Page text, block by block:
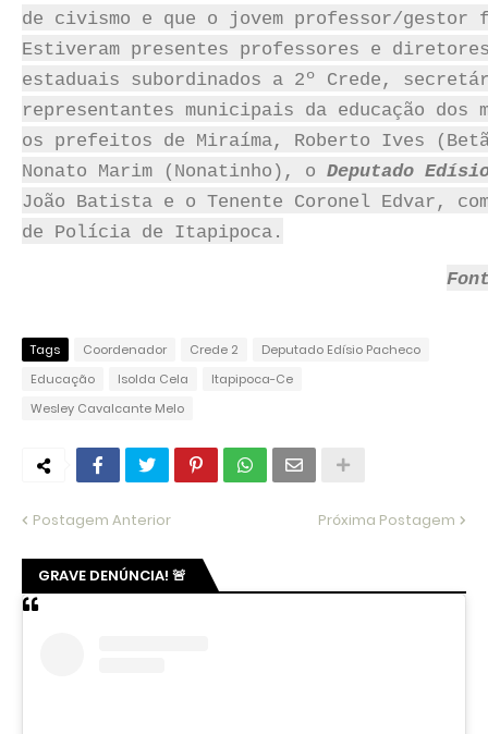
de civismo e que o jovem professor/gestor
Estiveram presentes professores e
estaduais subordinados a 2º Crede,
representantes municipais da educação
os prefeitos de Miraíma, Roberto Ives
Nonato Marim (Nonatinho), o Deputado
João Batista e o Tenente Coronel Edvar,
de Polícia de Itapipoca.
Tags Coordenador Crede 2
Deputado Edísio Pacheco
Educação
Isolda Cela
Itapipoca-Ce
Wesley Cavalcante Melo
Postagem Anterior Próxima Postagem
GRAVE DENÚNCIA! 🚨